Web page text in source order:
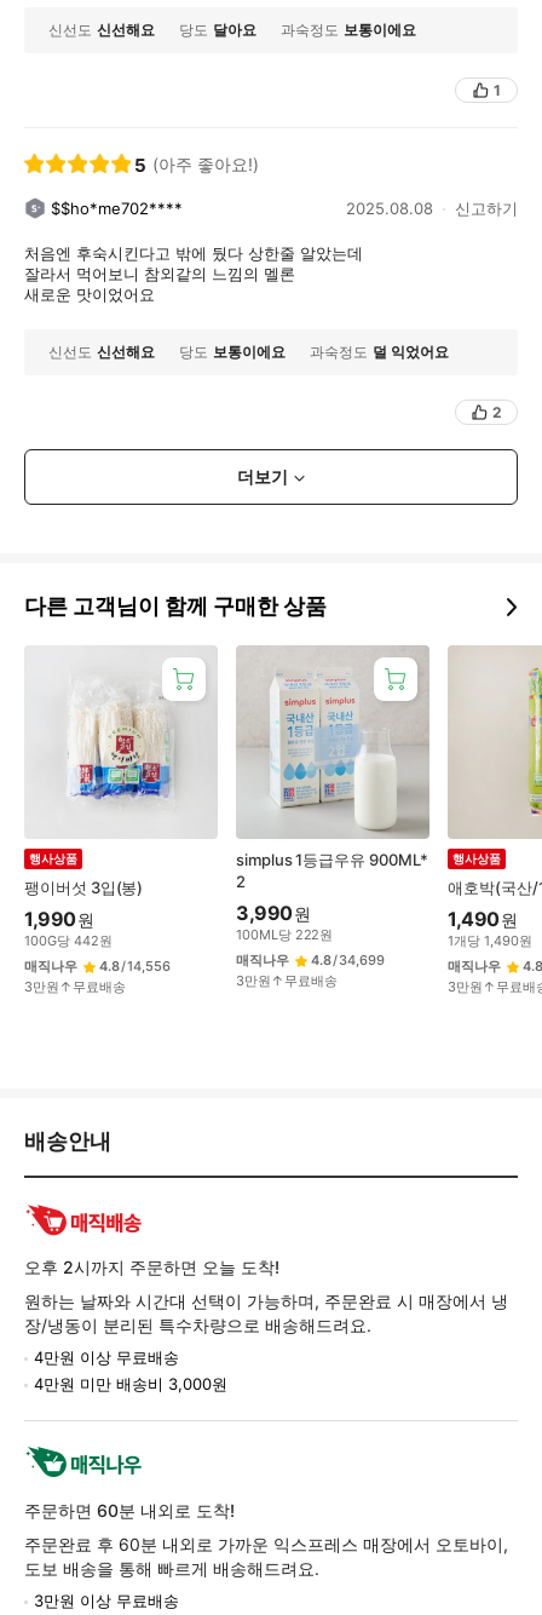
신선도 신선해요 당도 달아요 과숙정도 보통이에요
1
5 (아주 좋아요!)
$$ho*me702**** 2025.08.08 신고하기
처음엔 후숙시킨다고 밖에 뒀다 상한줄 알았는데
잘라서 먹어보니 참외같의 느낌의 멜론
새로운 맛이었어요
신선도 신선해요 당도 보통이에요 과숙정도 덜 익었어요
2
더보기
다른 고객님이 함께 구매한 상품
팽이버섯 3입(봉)
행사상품
1,990원
100G당 442원
매직나우
4.8/14,556
3만원↑무료배송
simplus 1등급우유 900ML*
2
3,990원
100ML당 222원
매직나우
4.8/34,699
3만원↑무료배송
애호박(국산/
행사상품
1,490원
1개당 1,490원
매직나우
4.8
3만원↑무료배
배
환/
품
보
배송안내
오후 2시까지 주문하면 오늘 도착!
원하는 날짜와 시간대 선택이 가능하며, 주문완료 시 매장에서 냉
장/냉동이 분리된 특수차량으로 배송해드려요.
4만원 이상 무료배송
4만원 미만 배송비 3,000원
주문하면 60분 내외로 도착!
주문완료 후 60분 내외로 가까운 익스프레스 매장에서 오토바이,
도보 배송을 통해 빠르게 배송해드려요.
3만원 이상 무료배송